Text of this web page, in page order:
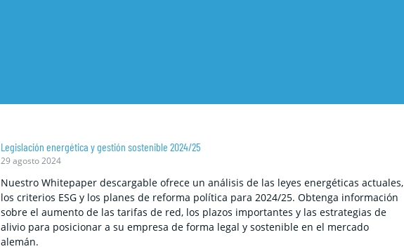
Legislación energética y gestión sostenible 2024/25
29 agosto 2024
Nuestro Whitepaper descargable ofrece un análisis de las leyes energéticas actuales,
los criterios ESG y los planes de reforma política para 2024/25. Obtenga información
sobre el aumento de las tarifas de red, los plazos importantes y las estrategias de
alivio para posicionar a su empresa de forma legal y sostenible en el mercado
alemán.